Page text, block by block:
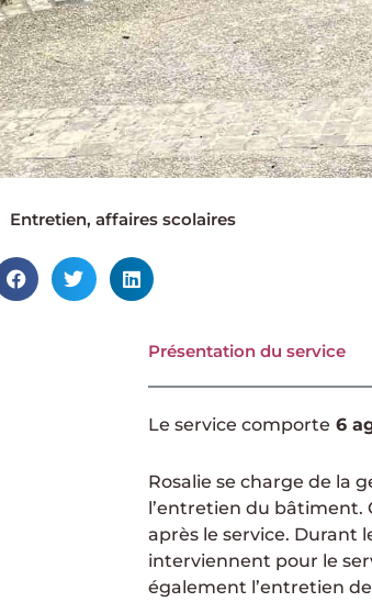
Entretien, affaires scolaires
Présentation du service
Le service comporte 6
Rosalie se charge de la
l’entretien du bâtiment.
après le service. Durant
interviennent pour le
également l’entretien